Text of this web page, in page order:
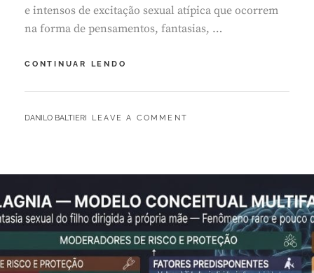
e intensos de excitação sexual atípica que ocorrem
na forma de pensamentos, fantasias, …
CONTINUAR LENDO
E
DIFERENCIAIS
BY
DANILO BALTIERI LEAVE A COMMENT